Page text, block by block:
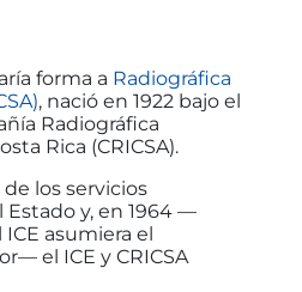
forma a Radiográfica
, nació en 1922 bajo el
Radiográfica
Rica (CRICSA).
los servicios
Estado y, en 1964 —
asumiera el
el ICE y CRICSA